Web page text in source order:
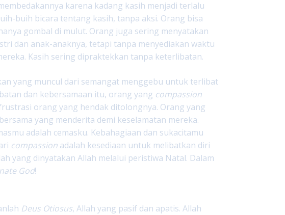
karena kadang kasih menjadi terlalu
buih bicara tentang kasih, tanpa aksi. Orang bisa
gombal di mulut. Orang juga sering menyatakan
dan anak-anaknya, tetapi tanpa menyediakan waktu
Kasih sering dipraktekkan tanpa keterlibatan.
yang muncul dari semangat menggebu untuk terlibat
dan kebersamaan itu, orang yang compassion
orang yang hendak ditolongnya. Orang yang
yang menderita demi keselamatan mereka.
adalah cemasku. Kebahagiaan dan sukacitamu
compassion adalah kesediaan untuk melibatkan diri
yang dinyatakan Allah melalui peristiwa Natal. Dalam
God!
Deus Otiosus, Allah yang pasif dan apatis. Allah